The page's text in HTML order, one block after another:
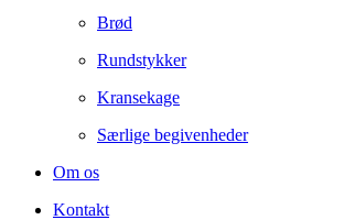
Brød
Rundstykker
Kransekage
Særlige begivenheder
Om os
Kontakt